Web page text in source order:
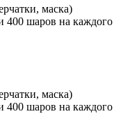
маска)
400 шаров на каждого
маска)
400 шаров на каждого